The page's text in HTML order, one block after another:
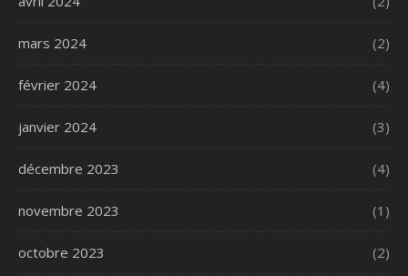
mars 2024 (2)
février 2024 (4)
janvier 2024 (3)
décembre 2023 (4)
novembre 2023 (1)
octobre 2023 (2)